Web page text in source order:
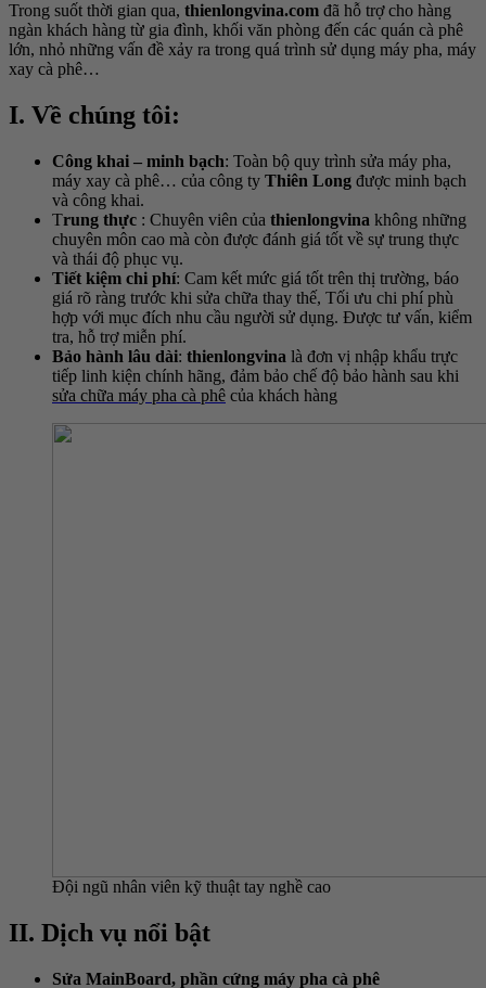
Trong suốt thời gian qua, thienlongvina.com đã hỗ trợ cho hàng
ngàn khách hàng từ gia đình, khối văn phòng đến các quán cà phê
lớn, nhỏ những vấn đề xảy ra trong quá trình sử dụng máy pha, máy
xay cà phê…
I. Về chúng tôi:
Công khai – minh bạch: Toàn bộ quy trình sửa máy pha,
máy xay cà phê… của công ty Thiên Long được minh bạch
và công khai.
Trung thực : Chuyên viên của thienlongvina không những
chuyên môn cao mà còn được đánh giá tốt về sự trung thực
và thái độ phục vụ.
Tiết kiệm chi phí: Cam kết mức giá tốt trên thị trường, báo
giá rõ ràng trước khi sửa chữa thay thế, Tối ưu chi phí phù
hợp với mục đích nhu cầu người sử dụng. Được tư vấn, kiểm
tra, hỗ trợ miễn phí.
Bảo hành lâu dài: thienlongvina là đơn vị nhập khẩu trực
tiếp linh kiện chính hãng, đảm bảo chế độ bảo hành sau khi
sửa chữa máy pha cà phê của khách hàng
Đội ngũ nhân viên kỹ thuật tay nghề cao
II. Dịch vụ nổi bật
Sửa MainBoard, phần cứng máy pha cà phê